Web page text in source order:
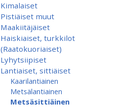
Kimalaiset
Pistiäiset muut
Maakiitäjäiset
Haiskiaiset, turkkilot
(Raatokuoriaiset)
Lyhytsiipiset
Lantiaiset, sittiäiset
Kaarilantiainen
Metsälantiainen
Metsäsittiäinen